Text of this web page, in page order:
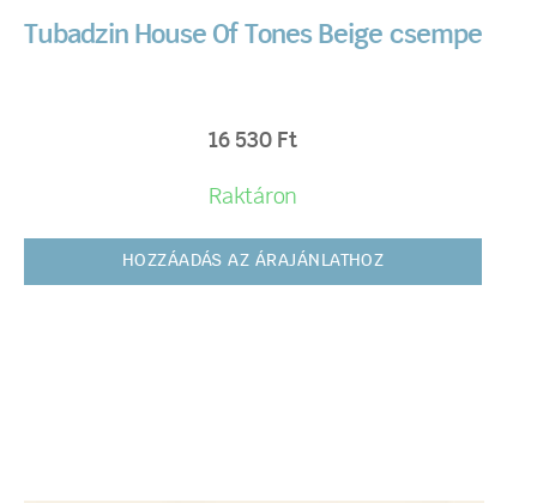
Tubadzin House Of Tones Beige csempe
16 530 Ft
Raktáron
HOZZÁADÁS AZ ÁRAJÁNLATHOZ